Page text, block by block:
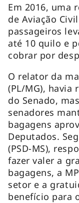
Em 2016, uma
de Aviação
passageiros
até 10 quilo e
cobrar por
O relator da
(PL/MG),
do Senado,
senadores
bagagens
Deputados.
(PSD-MS),
fazer valer a
bagagens, a
setor e a
benefício para